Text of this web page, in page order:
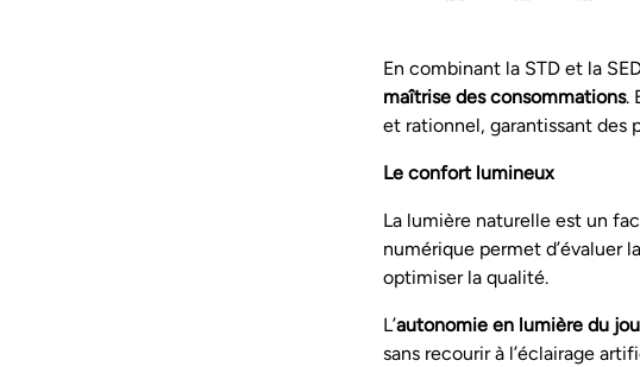
En combinant la STD et la
maîtrise des consommations.
et rationnel, garantissant des
Le confort lumineux
La lumière naturelle est un
numérique permet d’évaluer
optimiser la qualité.
L’autonomie en lumière du
sans recourir à l’éclairage